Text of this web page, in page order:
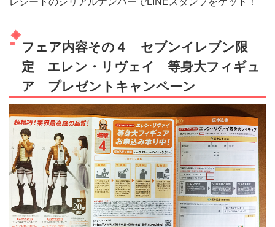
フェア内容その４ セブンイレブン限
定 エレン・リヴェイ 等身大フィギュ
ア プレゼントキャンペーン